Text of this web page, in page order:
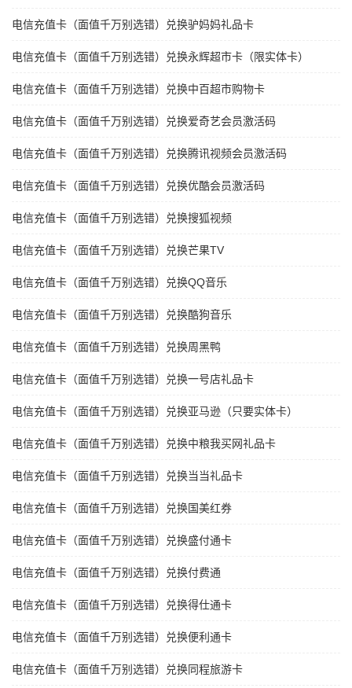
电信充值卡（面值千万别选错）兑换驴妈妈礼品卡
电信充值卡（面值千万别选错）兑换永辉超市卡（限实体卡）
电信充值卡（面值千万别选错）兑换中百超市购物卡
电信充值卡（面值千万别选错）兑换爱奇艺会员激活码
电信充值卡（面值千万别选错）兑换腾讯视频会员激活码
电信充值卡（面值千万别选错）兑换优酷会员激活码
电信充值卡（面值千万别选错）兑换搜狐视频
电信充值卡（面值千万别选错）兑换芒果TV
电信充值卡（面值千万别选错）兑换QQ音乐
电信充值卡（面值千万别选错）兑换酷狗音乐
电信充值卡（面值千万别选错）兑换周黑鸭
电信充值卡（面值千万别选错）兑换一号店礼品卡
电信充值卡（面值千万别选错）兑换亚马逊（只要实体卡）
电信充值卡（面值千万别选错）兑换中粮我买网礼品卡
电信充值卡（面值千万别选错）兑换当当礼品卡
电信充值卡（面值千万别选错）兑换国美红券
电信充值卡（面值千万别选错）兑换盛付通卡
电信充值卡（面值千万别选错）兑换付费通
电信充值卡（面值千万别选错）兑换得仕通卡
电信充值卡（面值千万别选错）兑换便利通卡
电信充值卡（面值千万别选错）兑换同程旅游卡